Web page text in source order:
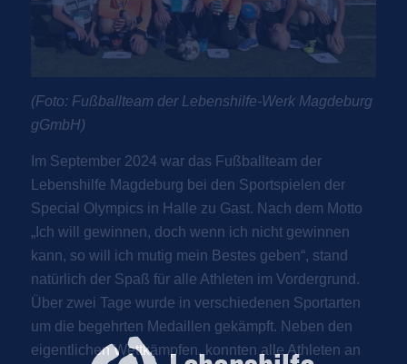
(Foto: Fußballteam der Lebenshilfe-Werk Magdeburg
gGmbH)
Im September 2024 war das Fußballteam der
Lebenshilfe Magdeburg bei den Sportspielen der
Special Olympics in Halle zu Gast. Nach dem Motto
„Ich will gewinnen, doch wenn ich nicht gewinnen
kann, so will ich mutig mein Bestes geben“, stand
natürlich der Spaß für alle Athleten im Vordergrund.
Über zwei Tage wurde in verschiedenen Sportarten
um die begehrten Medaillen gekämpft. Neben den
eigentlichen Wettkämpfen, konnten alle Athleten an